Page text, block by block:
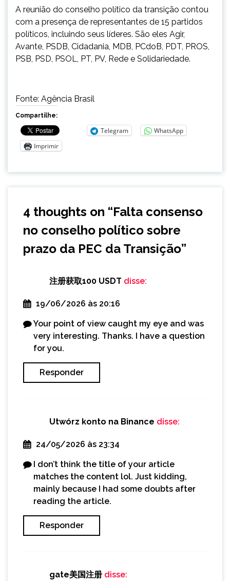
A reunião do conselho político da transição contou
com a presença de representantes de 15 partidos
políticos, incluindo seus líderes. São eles Agir,
Avante, PSDB, Cidadania, MDB, PCdoB, PDT, PROS,
PSB, PSD, PSOL, PT, PV, Rede e Solidariedade.
Fonte: Agência Brasil
Compartilhe:
Telegram
WhatsApp
Imprimir
4 thoughts on “Falta consenso
no conselho político sobre
prazo da PEC da Transição”
注册获取100 USDT disse:
19/06/2026 às 20:16
Your point of view caught my eye and was
very interesting. Thanks. I have a question
for you.
Responder
Utwórz konto na Binance disse:
24/05/2026 às 23:34
I don’t think the title of your article
matches the content lol. Just kidding,
mainly because I had some doubts after
reading the article.
Responder
gate美国注册 disse: